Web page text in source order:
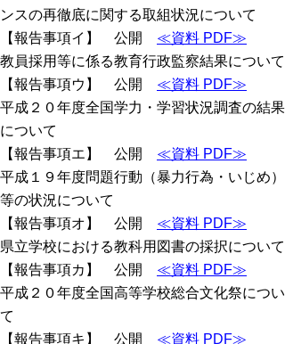
ンスの再徹底に関する取組状況について
【報告事項イ】 公開 ≪資料 PDF≫
教員採用等に係る教育行政監察結果について
【報告事項ウ】 公開 ≪資料 PDF≫
平成２０年度全国学力・学習状況調査の結果
について
【報告事項エ】 公開 ≪資料 PDF≫
平成１９年度問題行動（暴力行為・いじめ）
等の状況について
【報告事項オ】 公開 ≪資料 PDF≫
県立学校における教科用図書の採択について
【報告事項カ】 公開 ≪資料 PDF≫
平成２０年度全国高等学校総合文化祭につい
て
【報告事項キ】 公開 ≪資料 PDF≫